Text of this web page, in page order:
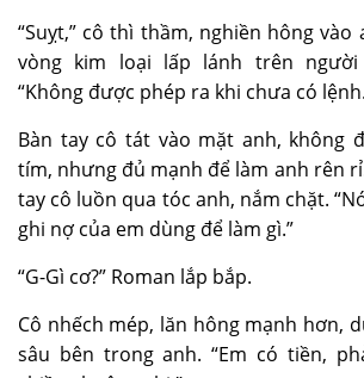
“Suỵt,” cô thì thầm, nghiền hông vào
vòng kim loại lấp lánh trên
“Không được phép ra khi chưa có
Bàn tay cô tát vào mặt anh, không
tím, nhưng đủ mạnh để làm anh rên
tay cô luồn qua tóc anh, nắm chặt.
ghi nợ của em dùng để làm gì.”
“G-Gì cơ?” Roman lắp bắp.
Cô nhếch mép, lăn hông mạnh hơn,
sâu bên trong anh. “Em có tiền,